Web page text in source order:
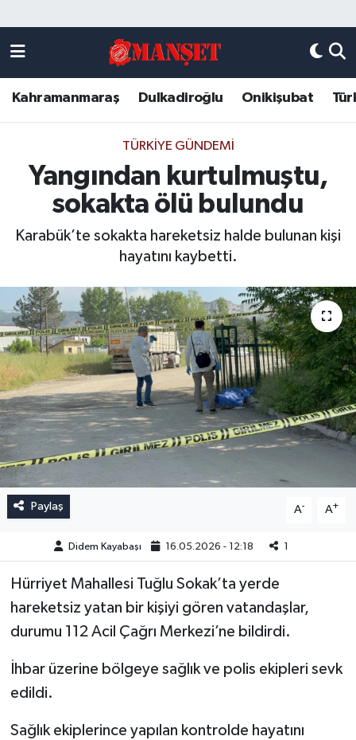
Kahramanmaraş Dulkadiroğlu Onikişubat
TÜRKIYE GÜNDEMI
Yangından kurtulmuştu,
sokakta ölü bulundu
Karabük’te sokakta hareketsiz halde bulunan kişi
hayatını kaybetti.
Paylaş A- A+
Didem Kayabaşı 16.05.2026 - 12:18 1
Hürriyet Mahallesi Tuğlu Sokak’ta yerde
hareketsiz yatan bir kişiyi gören vatandaşlar,
durumu 112 Acil Çağrı Merkezi’ne bildirdi.
İhbar üzerine bölgeye sağlık ve polis ekipleri sevk
edildi.
Sağlık ekiplerince yapılan kontrolde hayatını
DULKADİROĞLU
KAHRAMANMARAŞ
ONİKİŞUBAT
Kahramanmaraş Nöbetçi Eczaneler
Kahramanmaraş Hava Durumu
Kahramanmaraş Trafik Yoğunluk Haritası
Süper Lig Puan Durumu ve Fikstür
Son Dakika Haberleri
Haber Arşivi